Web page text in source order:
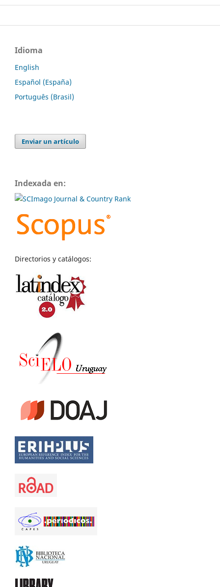
Idioma
English
Español (España)
Português (Brasil)
Enviar un artículo
Indexada en:
Directorios y catálogos: